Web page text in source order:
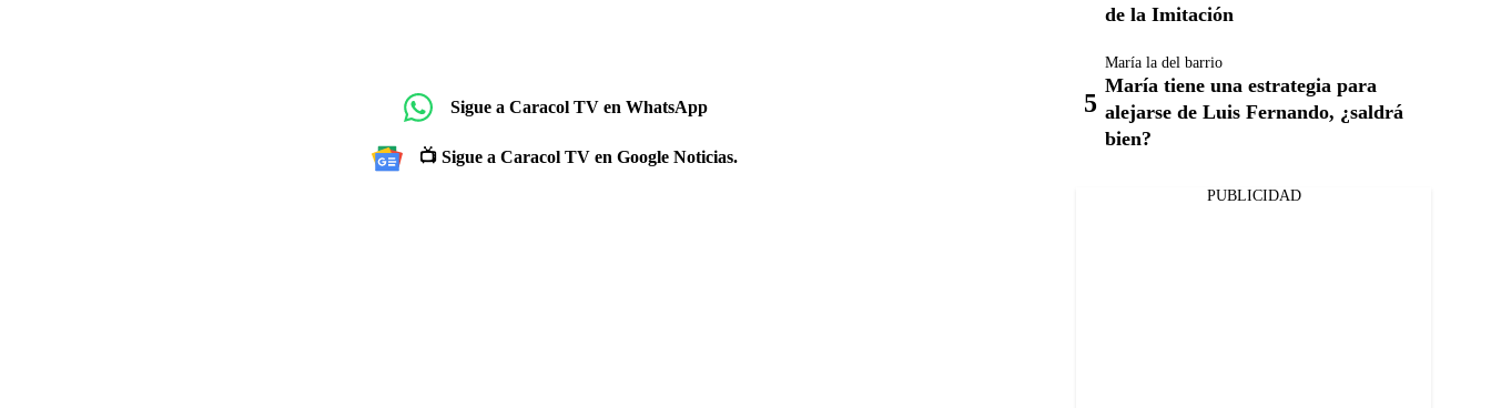
Sigue a Caracol TV en WhatsApp
📺 Sigue a Caracol TV en Google Noticias.
de la Imitación
María la del barrio
María tiene una estrategia para
alejarse de Luis Fernando, ¿saldrá
bien?
PUBLICIDAD